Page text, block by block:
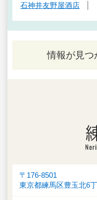
石神井友野屋酒店
情報が見つ
〒176-8501
東京都練馬区豊玉北6